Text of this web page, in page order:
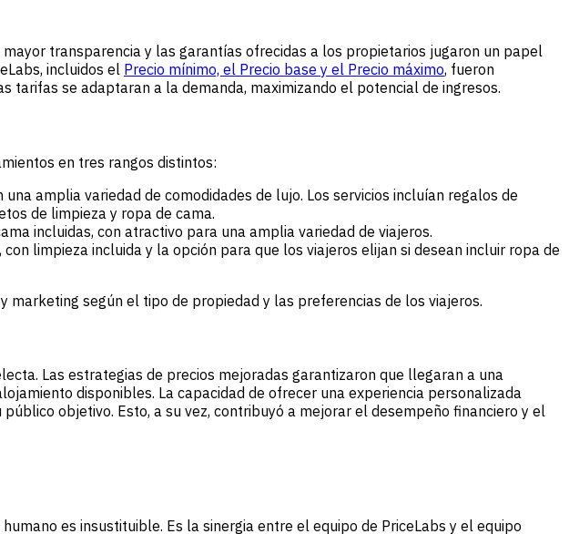
transparencia y las garantías ofrecidas a los propietarios jugaron un papel
incluidos el Precio mínimo, el Precio base y el Precio máximo, fueron
tarifas se adaptaran a la demanda, maximizando el potencial de ingresos.
en tres rangos distintos:
amplia variedad de comodidades de lujo. Los servicios incluían regalos de
de limpieza y ropa de cama.
incluidas, con atractivo para una amplia variedad de viajeros.
limpieza incluida y la opción para que los viajeros elijan si desean incluir ropa de
según el tipo de propiedad y las preferencias de los viajeros.
Las estrategias de precios mejoradas garantizaron que llegaran a una
disponibles. La capacidad de ofrecer una experiencia personalizada
objetivo. Esto, a su vez, contribuyó a mejorar el desempeño financiero y el
es insustituible. Es la sinergia entre el equipo de PriceLabs y el equipo